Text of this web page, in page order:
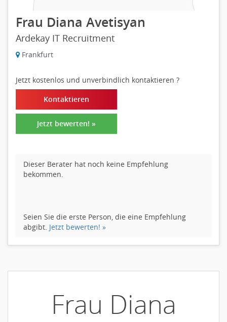
Frau Diana Avetisyan
Ardekay IT Recruitment
Frankfurt
Jetzt kostenlos und unverbindlich kontaktieren ?
Kontaktieren
Jetzt bewerten! »
Dieser Berater hat noch keine Empfehlung
bekommen.
Seien Sie die erste Person, die eine Empfehlung
abgibt. Jetzt bewerten! »
Frau Diana